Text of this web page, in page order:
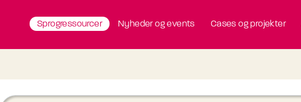
Sprogressourcer Nyheder og events Cases og projekter